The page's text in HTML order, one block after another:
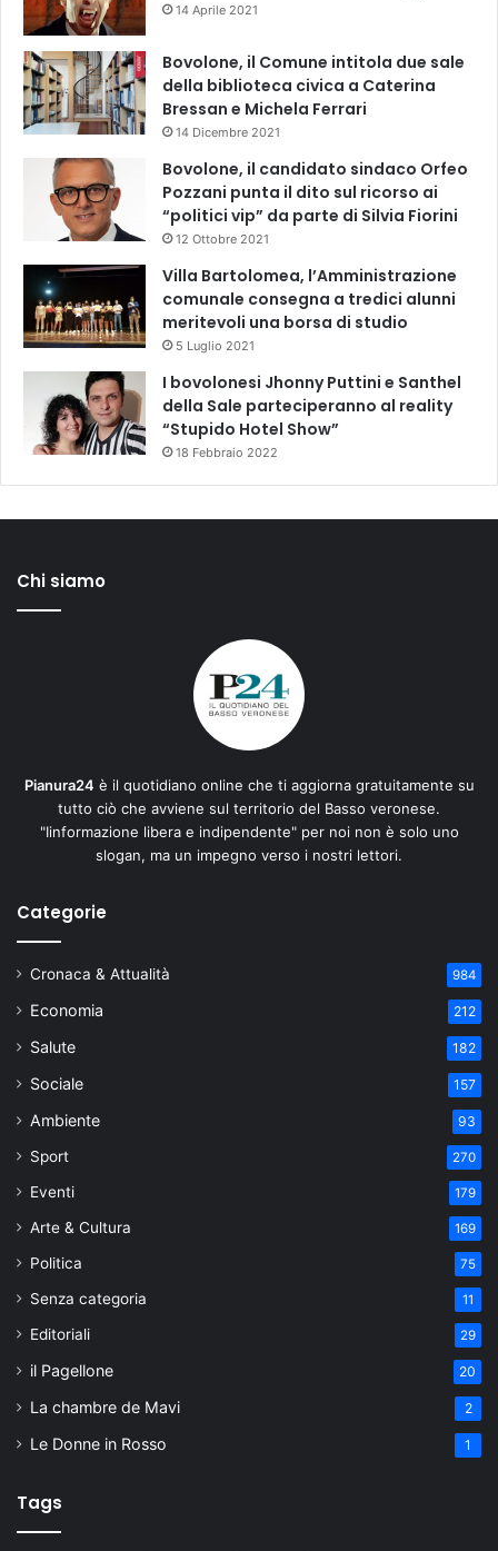
14 Aprile 2021
Bovolone, il Comune intitola due sale
della biblioteca civica a Caterina
Bressan e Michela Ferrari
14 Dicembre 2021
Bovolone, il candidato sindaco Orfeo
Pozzani punta il dito sul ricorso ai
“politici vip” da parte di Silvia Fiorini
12 Ottobre 2021
Villa Bartolomea, l’Amministrazione
comunale consegna a tredici alunni
meritevoli una borsa di studio
5 Luglio 2021
I bovolonesi Jhonny Puttini e Santhel
della Sale parteciperanno al reality
“Stupido Hotel Show”
18 Febbraio 2022
Chi siamo
Pianura24 è il quotidiano online che ti aggiorna gratuitamente su
tutto ciò che avviene sul territorio del Basso veronese.
"Iinformazione libera e indipendente" per noi non è solo uno
slogan, ma un impegno verso i nostri lettori.
Categorie
Cronaca & Attualità 984
Economia 212
Salute 182
Sociale 157
Ambiente 93
Sport 270
Eventi 179
Arte & Cultura 169
Politica 75
Senza categoria 11
Editoriali 29
il Pagellone 20
La chambre de Mavi 2
Le Donne in Rosso 1
Tags